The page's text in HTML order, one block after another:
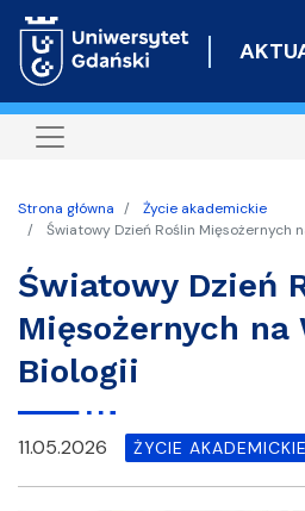
do
Strona główna
Życie akademickie
Światowy Dzień Roślin Mięsożernych
Światowy Dzień
Mięsożernych na
Biologii
11.05.2026 ŻYCIE AKADEMICKIE